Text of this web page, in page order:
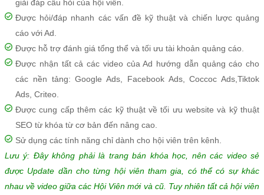
giải đáp câu hỏi của hội viên.
Được hỏi/đáp nhanh các vấn đề kỹ thuật và chiến lược quảng
cáo với Ad.
Được hỗ trợ đánh giá tổng thể và tối ưu tài khoản quảng cáo.
Được nhận tất cả các video của Ad hướng dẫn quảng cáo cho
các nền tảng: Google Ads, Facebook Ads, Coccoc Ads,Tiktok
Ads, Criteo.
Được cung cấp thêm các kỹ thuật về tối ưu website và kỹ thuật
SEO từ khóa từ cơ bản đến nâng cao.
Sử dụng các tính năng chỉ dành cho hội viên trên kênh.
Lưu ý: Đây không phải là trang bán khóa học, nên các video sẻ
được Update dần cho từng hội viên tham gia, có thể có sự khác
nhau về video giữa các Hội Viên mới và cũ. Tuy nhiên tất cả hội viên